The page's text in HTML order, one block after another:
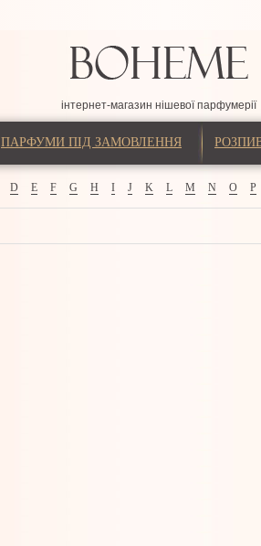
інтернет-магазин нішевої парфумерії
ПАРФУМИ ПІД ЗАМОВЛЕННЯ
D E F G H I J K L M N O P